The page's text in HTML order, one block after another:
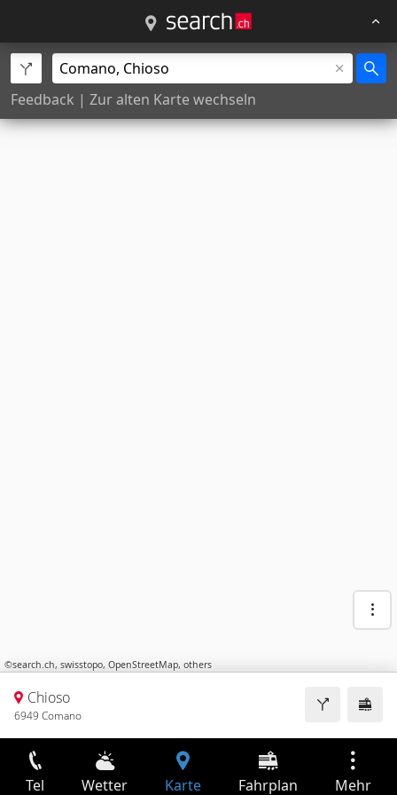
Feedback | Zur alten Karte wechseln
©search.ch, swisstopo, OpenStreetMap, others
Chioso
6949 Comano
Tel Wetter Karte Fahrplan Mehr